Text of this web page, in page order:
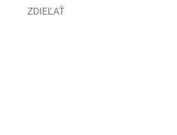
ZDIEĽAŤ